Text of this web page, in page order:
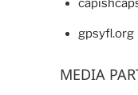
gpsyfl.org
MEDIA